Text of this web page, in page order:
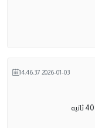
2026-01-03 14:46:37